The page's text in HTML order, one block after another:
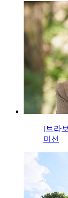
[브라
미선